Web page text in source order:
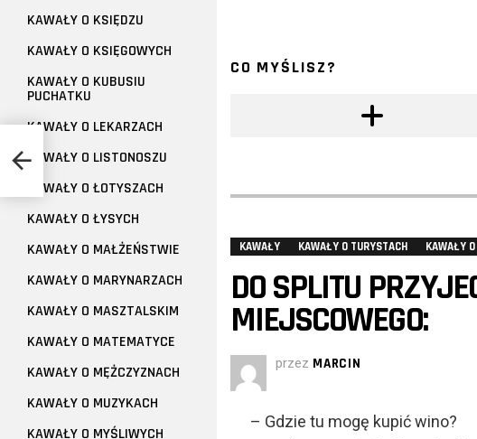
CO MYŚLISZ?
KAWAŁY KAWAŁY O TURYSTACH KAWAŁY
DO SPLITU
MIEJSCOWEGO:
przez MARCIN
– Gdzie tu mogę kupić wino?
KAWAŁY O KSIĘDZU
KAWAŁY O KSIĘGOWYCH
KAWAŁY O KUBUSIU
PUCHATKU
KAWAŁY O LEKARZACH
KAWAŁY O LISTONOSZU
KAWAŁY O ŁOTYSZACH
KAWAŁY O ŁYSYCH
KAWAŁY O MAŁŻEŃSTWIE
KAWAŁY O MARYNARZACH
KAWAŁY O MASZTALSKIM
KAWAŁY O MATEMATYCE
KAWAŁY O MĘŻCZYZNACH
KAWAŁY O MUZYKACH
KAWAŁY O MYŚLIWYCH